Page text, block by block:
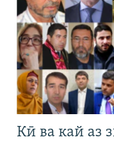
Кӣ ва кай аз